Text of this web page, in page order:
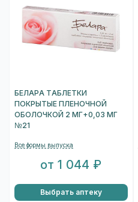
БЕЛАРА ТАБЛЕТКИ
ПОКРЫТЫЕ ПЛЕНОЧНОЙ
ОБОЛОЧКОЙ 2 МГ+0,03 МГ
№21
Все формы выпуска
от 1 044 ₽
Выбрать аптеку